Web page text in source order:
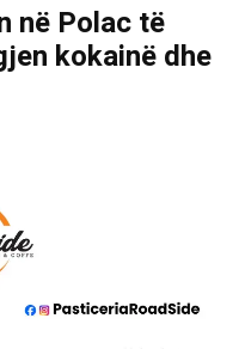
në Polac të
kokainë dhe